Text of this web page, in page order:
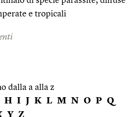
e tropicali
dalla a alla z
H I J K L M N O P Q
Y Z